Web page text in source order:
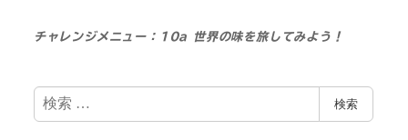
チャレンジメニュー：10a 世界の味を旅してみよう！
検
索
検索